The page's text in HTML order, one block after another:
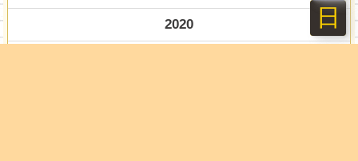
2020 日